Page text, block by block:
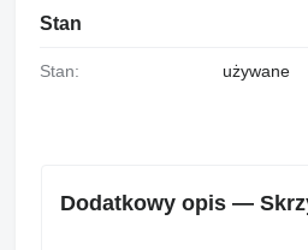
Stan
Stan: używane
Dodatkowy opis —